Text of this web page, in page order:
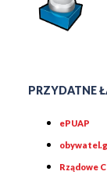
PRZYDATNE
ePUAP
Rządowe